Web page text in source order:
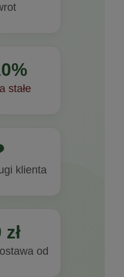
Formeds
stałe
klienta
od